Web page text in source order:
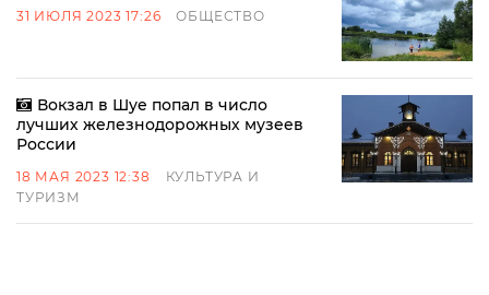
31 ИЮЛЯ 2023 17:26 ОБЩЕСТВО
Вокзал в Шуе попал в число
лучших железнодорожных музеев
России
18 МАЯ 2023 12:38
КУЛЬТУРА И
ТУРИЗМ